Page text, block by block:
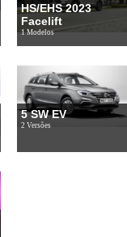
HS/EHS 2023
Facelift
1 Modelos
5 SW EV
2 Versões